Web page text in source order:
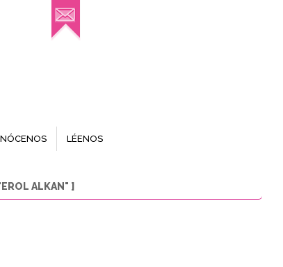
LÉENOS
ALKAN" ]